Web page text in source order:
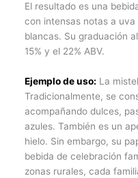
El resultado es una
con intensas notas a
blancas. Su graduación
15% y el 22% ABV.
Ejemplo de uso: La
Tradicionalmente, se
acompañando dulces,
azules. También es un
hielo. Sin embargo, su
bebida de celebración
zonas rurales, cada